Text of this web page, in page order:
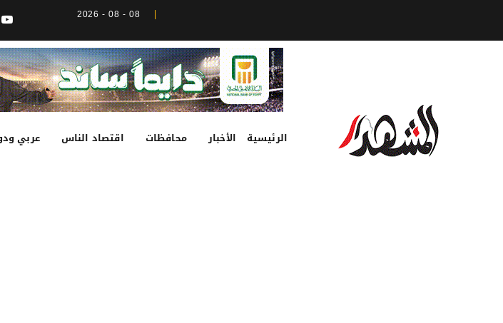
08 - 08 - 2026
الرئيسية الأخبار محافظات اقتصاد الناس عربي